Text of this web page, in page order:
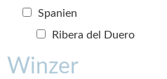
Spanien
Ribera del Duero
Winzer